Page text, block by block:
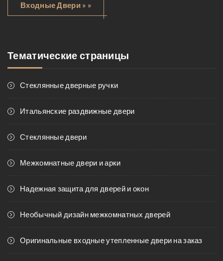
Входные Двери » »
Тематические страницы
Стеклянные дверные ручки
Итальянские раздвижные двери
Стеклянные двери
Межкомнатные двери и арки
Надежная защита для дверей и окон
Необычный дизайн межкомнатных дверей
Оригинальные входные утепленные двери на заказ